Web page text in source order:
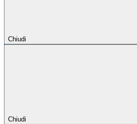
Chiudi
Chiudi